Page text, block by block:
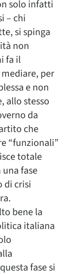
solo infatti
– chi
si spinga
non
fa il
per
e non
allo stesso
da
che
“funzionali”
totale
fase
di crisi
bene la
italiana
fase si